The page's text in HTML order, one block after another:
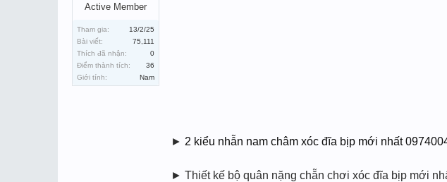
Active Member
Tham gia:
13/2/25
Bài viết:
75,111
Thích đã nhận:
0
Điểm thành tích:
36
Giới tính:
Nam
► 2 kiểu nhẫn nam châm xóc đĩa bịp mới nhất
► Thiết kế bộ quân nặng chẵn chơi xóc đĩa bịp mới